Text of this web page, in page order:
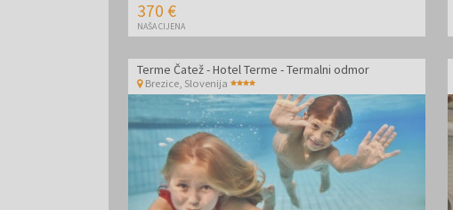
370 €
NAŠA CIJENA
Terme Čatež - Hotel Terme - Termalni odmor
Brezice Slovenija